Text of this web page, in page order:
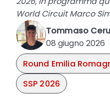
World Circuit Marco
Tommaso
08 giugno 2026
Round Emilia
SSP 2026